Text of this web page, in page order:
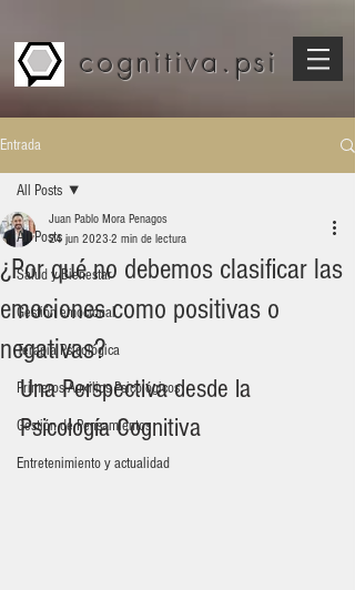
cognitiva.psi
Entrada
All Posts
Salud y Bienestar
Gestión emocional
Terapia Psicológica
Primeros Auxilios Psicológicos
Gestión de Pensamientos
Entretenimiento y actualidad
All Posts
¿Por qué no debemos clasificar las
emociones como positivas o
negativas?
Juan Pablo Mora Penagos
24 jun 2023 2 min de lectura
Una Perspectiva desde la
Psicología Cognitiva